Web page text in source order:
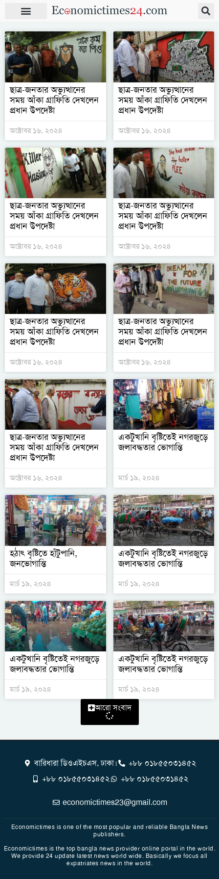
ছাত্র-জনতার অভ্যুত্থানের
সময় আঁকা গ্রাফিতি দেখলেন
প্রধান উপদেষ্টা
অক্টোবর ১৬, ২০২৪
ছাত্র-জনতার অভ্যুত্থানের
সময় আঁকা গ্রাফিতি দেখলেন
প্রধান উপদেষ্টা
অক্টোবর ১৬, ২০২৪
ছাত্র-জনতার অভ্যুত্থানের
সময় আঁকা গ্রাফিতি দেখলেন
প্রধান উপদেষ্টা
অক্টোবর ১৬, ২০২৪
ছাত্র-জনতার অভ্যুত্থানের
সময় আঁকা গ্রাফিতি দেখলেন
প্রধান উপদেষ্টা
অক্টোবর ১৬, ২০২৪
ছাত্র-জনতার অভ্যুত্থানের
সময় আঁকা গ্রাফিতি দেখলেন
প্রধান উপদেষ্টা
অক্টোবর ১৬, ২০২৪
ছাত্র-জনতার অভ্যুত্থানের
সময় আঁকা গ্রাফিতি দেখলেন
প্রধান উপদেষ্টা
অক্টোবর ১৬, ২০২৪
ছাত্র-জনতার অভ্যুত্থানের
সময় আঁকা গ্রাফিতি দেখলেন
প্রধান উপদেষ্টা
অক্টোবর ১৬, ২০২৪
একটুখানি বৃষ্টিতেই নগরজুড়ে
জলাবদ্ধতার ভোগান্তি
মার্চ ১৯, ২০২৪
হঠাৎ বৃষ্টিতে হাঁটুপানি,
জনভোগান্তি
মার্চ ১৯, ২০২৪
একটুখানি বৃষ্টিতেই নগরজুড়ে
জলাবদ্ধতার ভোগান্তি
মার্চ ১৯, ২০২৪
একটুখানি বৃষ্টিতেই নগরজুড়ে
জলাবদ্ধতার ভোগান্তি
মার্চ ১৯, ২০২৪
একটুখানি বৃষ্টিতেই নগরজুড়ে
জলাবদ্ধতার ভোগান্তি
মার্চ ১৯, ২০২৪
আরো সংবাদ
বারিধারা ডিওএইচএস, ঢাকা।
+৮৮ ০১৮৫৫০৩১৪৫২
+৮৮ ০১৮৫৫০৩১৪৫২
+৮৮ ০১৮৫৫০৩১৪৫২
economictimes23@gmail.com
Economictimes is one of the most popular and reliable Bangla News
publishers.
Economictimes is the top bangla news provider online portal in the world.
We provide 24 update latest news world wide. Basically we focus all
expatriates news in the world.